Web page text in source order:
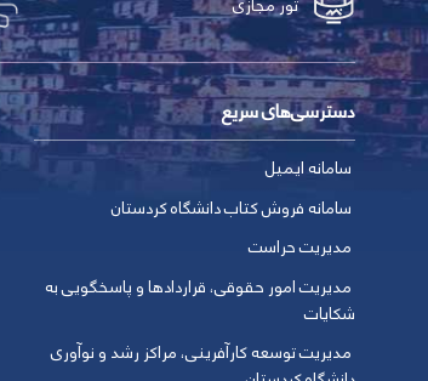
تور مجازی
دسترسی‌های سریع
سامانه ایمیل
سامانه فروش کتاب دانشگاه کردستان
مدیریت حراست
مدیریت امور حقوقی، قراردادها و پاسخگویی به
شکایات
مدیریت توسعه کارآفرینی، مراکز رشد و نوآوری